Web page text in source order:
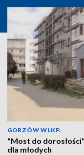
GORZÓW WLKP.
"Most do
dla młodych